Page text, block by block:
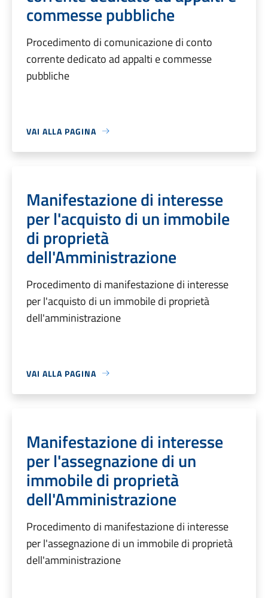
commesse pubbliche
Procedimento di comunicazione di conto
corrente dedicato ad appalti e commesse
pubbliche
VAI ALLA PAGINA
Manifestazione di interesse
per l'acquisto di un immobile
di proprietà
dell'Amministrazione
Procedimento di manifestazione di interesse
per l'acquisto di un immobile di proprietà
dell'amministrazione
VAI ALLA PAGINA
Manifestazione di interesse
per l'assegnazione di un
immobile di proprietà
dell'Amministrazione
Procedimento di manifestazione di interesse
per l'assegnazione di un immobile di proprietà
dell'amministrazione